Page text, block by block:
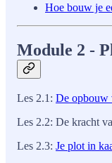
Hoe bouw je
Module 2 -
Les 2.1: De opbouw
Les 2.2: De kracht
Les 2.3: Je plot in